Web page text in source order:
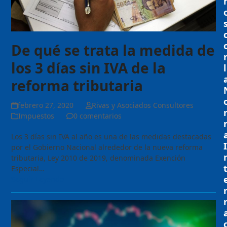
De qué se trata la medida de
los 3 días sin IVA de la
reforma tributaria
febrero 27, 2020
Rivas y Asociados Consultores
Impuestos
0 comentarios
Los 3 días sin IVA al año es una de las medidas destacadas
por el Gobierno Nacional alrededor de la nueva reforma
tributaria, Ley 2010 de 2019, denominada Exención
Especial…
l
r
I
t
r